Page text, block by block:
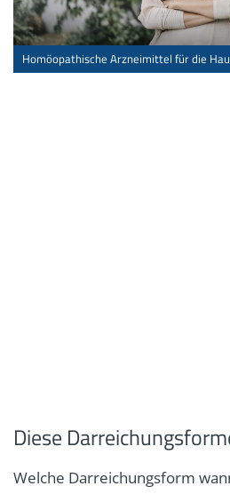
Homöopathische Arzneimittel für die
Diese
Welche Darreichungsform